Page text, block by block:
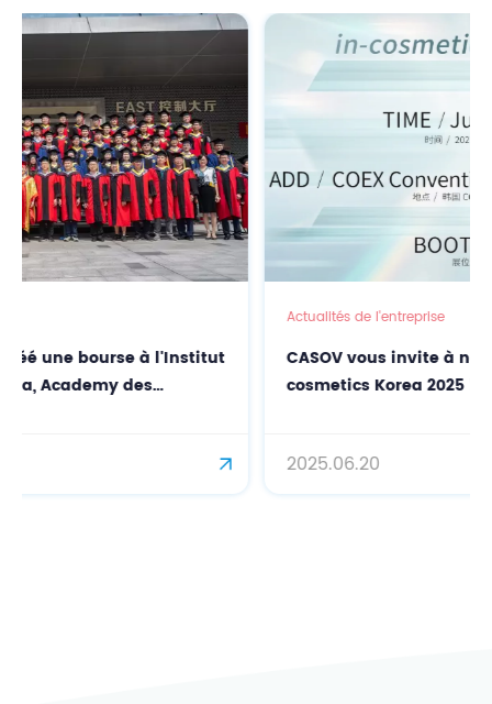
CASOV vous invite à nous rejoindre à in-
cosmetics Korea 2025 !